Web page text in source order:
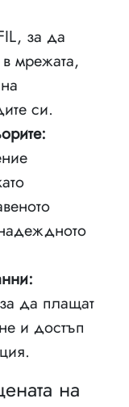
за да
мрежата,
си.
да плащат
и достъп
на